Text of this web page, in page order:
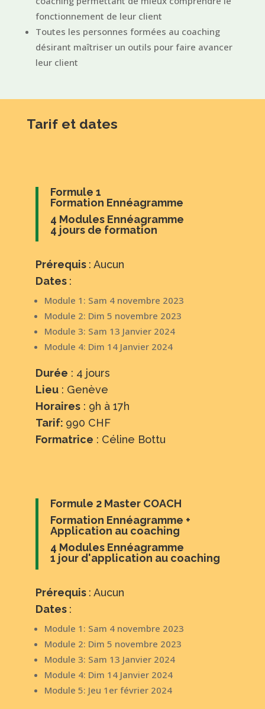
fonctionnement de leur client
Toutes les personnes formées au coaching
désirant maîtriser un outils pour faire avancer
leur client
Tarif et dates
Formule 1
Formation Ennéagramme
4 Modules Ennéagramme
4 jours de formation
Prérequis : Aucun
Dates :
Module 1: Sam 4 novembre 2023
Module 2: Dim 5 novembre 2023
Module 3: Sam 13 Janvier 2024
Module 4: Dim 14 Janvier 2024
Durée : 4 jours
Lieu: Genève
Horaires: 9h à 17h
Tarif: 990 CHF
Formatrice : Céline Bottu
Formule 2 Master COACH
Formation Ennéagramme +
Application au coaching
4 Modules Ennéagramme
1 jour d'application au coaching
Prérequis : Aucun
Dates :
Module 1: Sam 4 novembre 2023
Module 2: Dim 5 novembre 2023
Module 3: Sam 13 Janvier 2024
Module 4: Dim 14 Janvier 2024
Module 5: Jeu 1er février 2024